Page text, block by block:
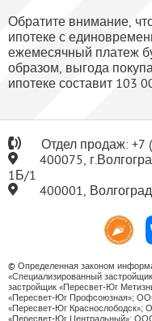
Обратите внимание,
ипотеке с
ежемесячный платеж
образом, выгода
ипотеке составит 103
Отдел продаж: +7
400075,
1Б/1
400001,
© Определенная законом
«Специализированный
застройщик «Пересвет-Юг
«Пересвет-Юг Профсоюзная»;
«Пересвет-Юг Краснослободск»;
«Пересвет-Юг Центральный»;